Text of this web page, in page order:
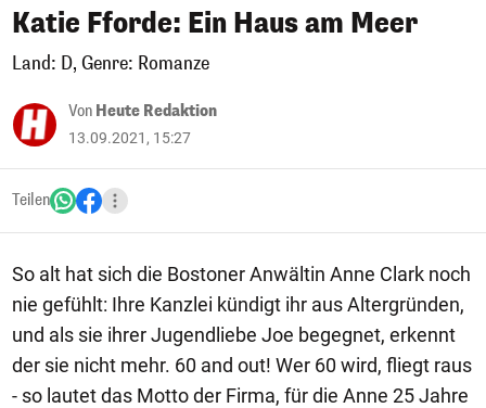
Katie Fforde: Ein Haus am Meer
Land: D, Genre: Romanze
Von Heute Redaktion
13.09.2021, 15:27
Teilen
So alt hat sich die Bostoner Anwältin Anne Clark noch
nie gefühlt: Ihre Kanzlei kündigt ihr aus Altergründen,
und als sie ihrer Jugendliebe Joe begegnet, erkennt
der sie nicht mehr. 60 and out! Wer 60 wird, fliegt raus
- so lautet das Motto der Firma, für die Anne 25 Jahre